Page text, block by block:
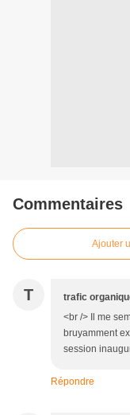
Commentaires
Ajouter
T trafic
<br /> Il me
bruyamment
session
Répondre